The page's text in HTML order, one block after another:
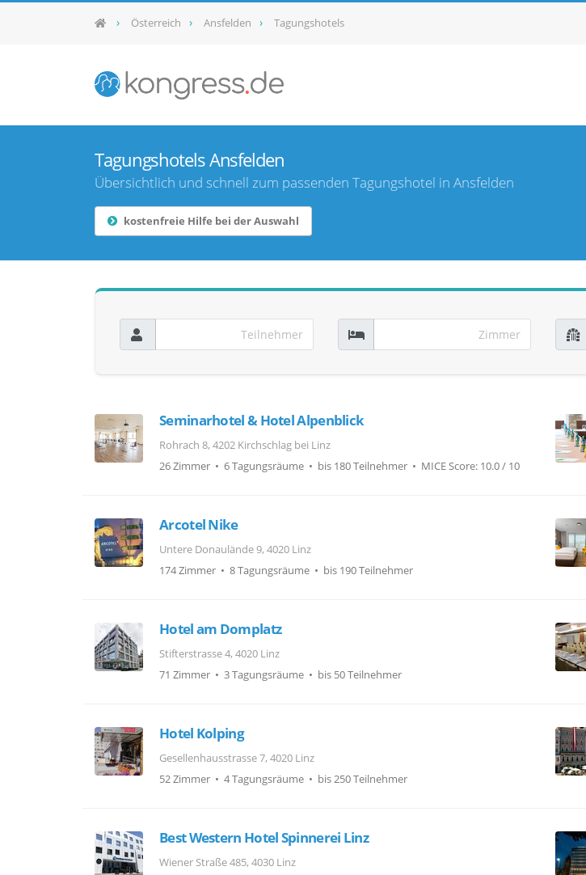
Österreich Ansfelden Tagungshotels
Tagungshotels Ansfelden
Übersichtlich und schnell zum passenden Tagungshotel in Ansfelden
kostenfreie Hilfe bei der Auswahl
Seminarhotel & Hotel Alpenblick
Rohrach 8, 4202 Kirchschlag bei Linz
26 Zimmer • 6 Tagungsräume • bis 180 Teilnehmer • MICE Score: 10.0 / 10
Arcotel Nike
Untere Donaulände 9, 4020 Linz
174 Zimmer • 8 Tagungsräume • bis 190 Teilnehmer
Hotel am Domplatz
Stifterstrasse 4, 4020 Linz
71 Zimmer • 3 Tagungsräume • bis 50 Teilnehmer
Hotel Kolping
Gesellenhausstrasse 7, 4020 Linz
52 Zimmer • 4 Tagungsräume • bis 250 Teilnehmer
Best Western Hotel Spinnerei Linz
Wiener Straße 485, 4030 Linz